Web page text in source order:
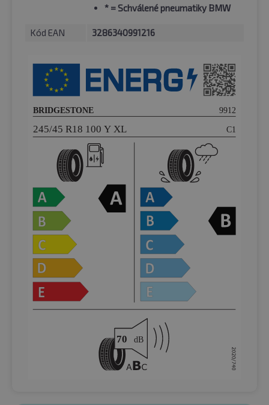
* = Schválené pneumatiky BMW
Kód EAN 3286340991216